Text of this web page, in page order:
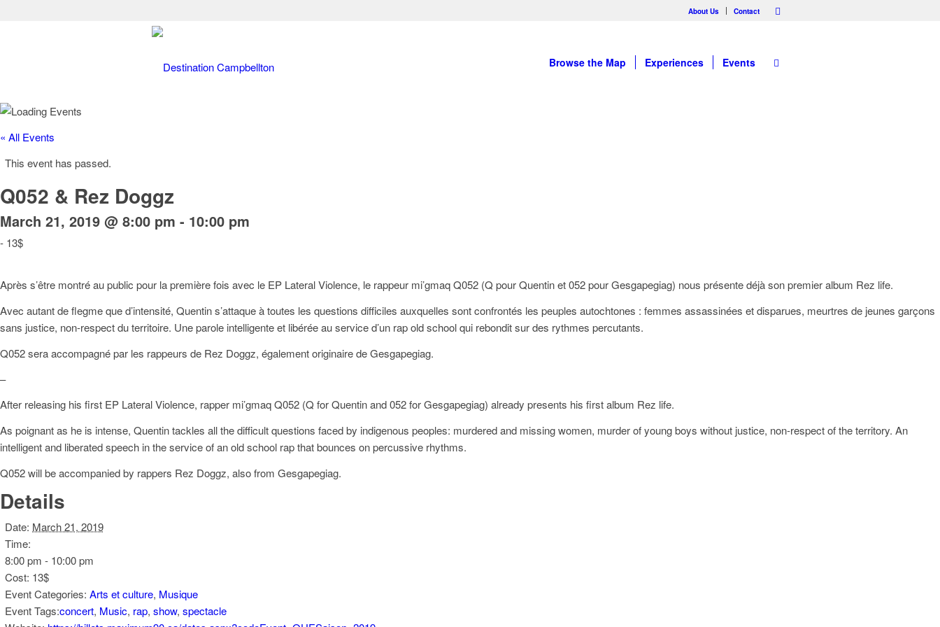
About Us Contact
Browse the Map Experiences Events
« All Events
This event has passed.
Q052 & Rez Doggz
March 21, 2019 @ 8:00 pm - 10:00 pm
- 13$
Après s’être montré au public pour la première fois avec le EP Lateral Violence, le rappeur mi’gmaq Q052 (Q pour Quentin et 052 pour Gesgapegiag) nous présente déjà son premier album Rez life.
Avec autant de flegme que d’intensité, Quentin s’attaque à toutes les questions difficiles auxquelles sont confrontés les peuples autochtones : femmes assassinées et disparues, meurtres de jeunes garçons
sans justice, non-respect du territoire. Une parole intelligente et libérée au service d’un rap old school qui rebondit sur des rythmes percutants.
Q052 sera accompagné par les rappeurs de Rez Doggz, également originaire de Gesgapegiag.
–
After releasing his first EP Lateral Violence, rapper mi’gmaq Q052 (Q for Quentin and 052 for Gesgapegiag) already presents his first album Rez life.
As poignant as he is intense, Quentin tackles all the difficult questions faced by indigenous peoples: murdered and missing women, murder of young boys without justice, non-respect of the territory. An
intelligent and liberated speech in the service of an old school rap that bounces on percussive rhythms.
Q052 will be accompanied by rappers Rez Doggz, also from Gesgapegiag.
Details
Date: March 21, 2019
Time:
8:00 pm - 10:00 pm
Cost: 13$
Event Categories: Arts et culture, Musique
Event Tags:concert, Music, rap, show, spectacle